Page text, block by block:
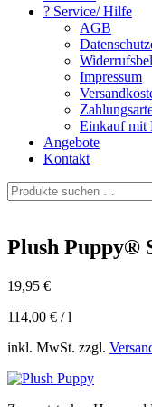
? Service/ Hilfe
AGB
Impressum
Einkauf mit
Angebote
Kontakt
Suchen
nach:
Plush Puppy®
19,95 €
114,00 € /l
inkl. MwSt. zzgl.